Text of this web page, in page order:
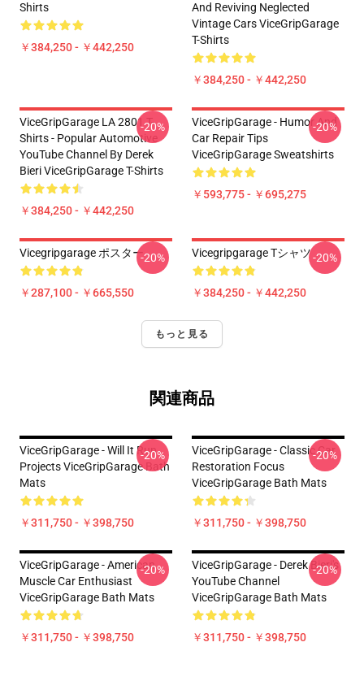
Shirts
￥384,250 - ￥442,250
And Reviving Neglected
Vintage Cars ViceGripGarage
T-Shirts
￥384,250 - ￥442,250
ViceGripGarage LA 2801 T-
Shirts - Popular Automotive
YouTube Channel By Derek
Bieri ViceGripGarage T-Shirts
￥384,250 - ￥442,250
-20%
ViceGripGarage - Humor And
Car Repair Tips
ViceGripGarage Sweatshirts
￥593,775 - ￥695,275
-20%
Vicegripgarage ポスター
￥287,100 - ￥665,550
-20% Vicegripgarage Tシャツ
￥384,250 - ￥442,250
-20%
もっと見る
関連商品
ViceGripGarage - Will It Run
Projects ViceGripGarage Bath
Mats
￥311,750 - ￥398,750
-20%
ViceGripGarage - Classic Car
Restoration Focus
ViceGripGarage Bath Mats
￥311,750 - ￥398,750
-20%
ViceGripGarage - American
Muscle Car Enthusiast
ViceGripGarage Bath Mats
￥311,750 - ￥398,750
-20%
ViceGripGarage - Derek Bieri's
YouTube Channel
ViceGripGarage Bath Mats
￥311,750 - ￥398,750
-20%